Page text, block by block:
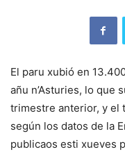
El paru xubió en
añu n’Asturies, lo que
trimestre anterior, y el
según los datos de la
publicaos esti xueves